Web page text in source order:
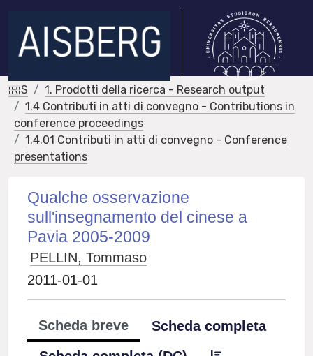
IRIS
1. Prodotti della ricerca - Research output
1.4 Contributi in atti di convegno - Contributions in
conference proceedings
1.4.01 Contributi in atti di convegno - Conference
presentations
Qualche osservazione
sull'insegnamento del cinese a
Pavia 2005-2009
PELLIN, Tommaso
2011-01-01
Scheda breve
Scheda completa